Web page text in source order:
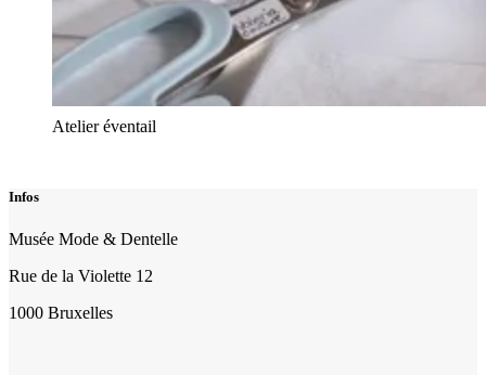
Atelier éventail
Infos
Musée Mode & Dentelle
Rue de la Violette 12
1000 Bruxelles